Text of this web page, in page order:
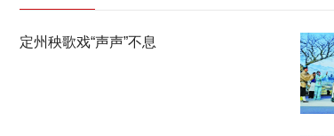
定州秧歌戏“声声”不息